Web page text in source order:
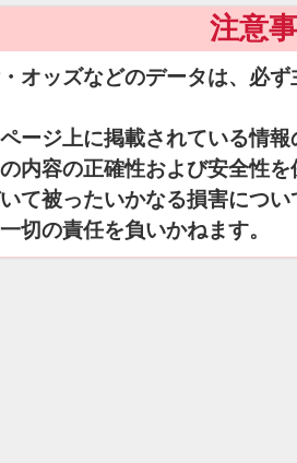
注意
オッズなどのデータは、必
ージ上に掲載されている情
内容の正確性および安全性
て被ったいかなる損害につ
切の責任を負いかねます。